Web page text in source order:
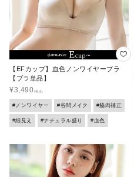
【EFカップ】血色ノンワイヤーブラ
【ブラ単品】
¥3,490
#ノンワイヤー #谷間メイク #脇肉補正
#細見え #ナチュラル盛り #血色